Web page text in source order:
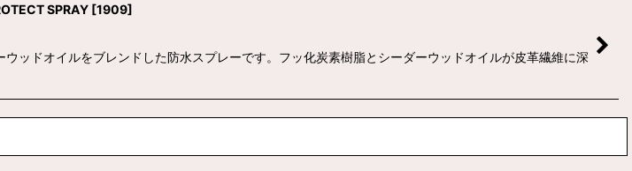
SPRAY [1909]
ッドオイルをブレンドした防水スプレーです。フッ化炭素樹脂とシーダーウッドオイルが皮革繊維に深